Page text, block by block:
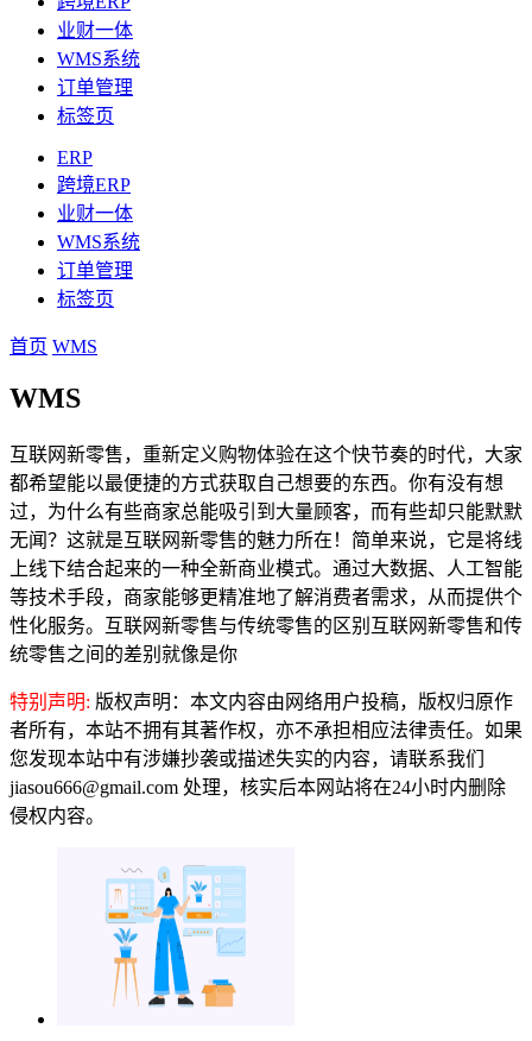
业财一体
WMS系统
订单管理
标签页
ERP
跨境ERP
业财一体
WMS系统
订单管理
标签页
首页 WMS
WMS
互联网新零售，重新定义购物体验在这个快节奏的时代，大家
都希望能以最便捷的方式获取自己想要的东西。你有没有想
过，为什么有些商家总能吸引到大量顾客，而有些却只能默默
无闻？这就是互联网新零售的魅力所在！简单来说，它是将线
上线下结合起来的一种全新商业模式。通过大数据、人工智能
等技术手段，商家能够更精准地了解消费者需求，从而提供个
性化服务。互联网新零售与传统零售的区别互联网新零售和传
统零售之间的差别就像是你
特别声明: 版权声明：本文内容由网络用户投稿，版权归原作
者所有，本站不拥有其著作权，亦不承担相应法律责任。如果
您发现本站中有涉嫌抄袭或描述失实的内容，请联系我们
jiasou666@gmail.com 处理，核实后本网站将在24小时内删除
侵权内容。